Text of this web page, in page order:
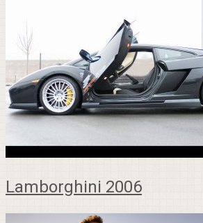
Lamborghini 2006